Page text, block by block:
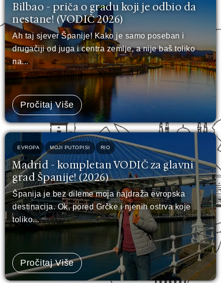
Bilbao - priča o gradu koji je odbio da
nestane! (VODIČ 2026)
Ah taj sjever Španije! Kako je samo poseban i
drugačiji od juga i centra zemlje, a nije baš toliko
na...
Pročitaj Više
EVROPA MOJI PUTOPISI RIO
Madrid - kompletan VODIČ za glavni
grad Španije! (2026)
Španija je bez dileme moja najdraža evropska
destinacija. Ok, pored Grčke i njenih ostrva koje
toliko...
Pročitaj Više